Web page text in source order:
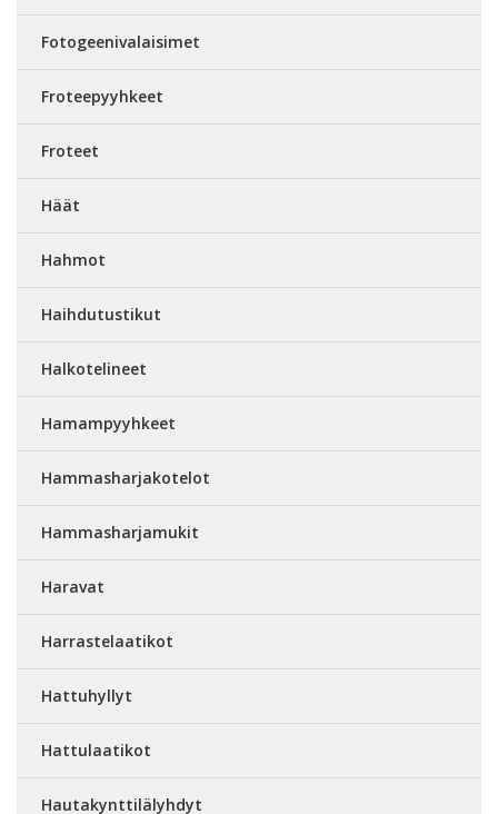
Fotogeenivalaisimet
Froteepyyhkeet
Froteet
Häät
Hahmot
Haihdutustikut
Halkotelineet
Hamampyyhkeet
Hammasharjakotelot
Hammasharjamukit
Haravat
Harrastelaatikot
Hattuhyllyt
Hattulaatikot
Hautakynttilälyhdyt